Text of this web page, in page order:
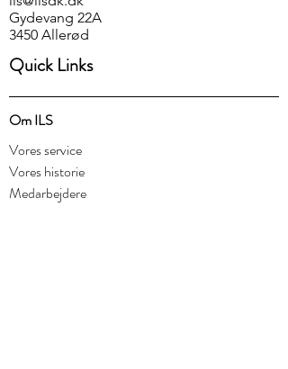
Gydevang 22A
3450 Allerød
Quick Links
Om ILS
Vores service
Vores historie
Medarbejdere